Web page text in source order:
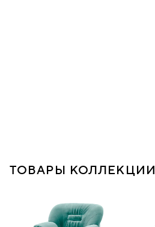
ТОВАРЫ КОЛЛЕКЦИИ